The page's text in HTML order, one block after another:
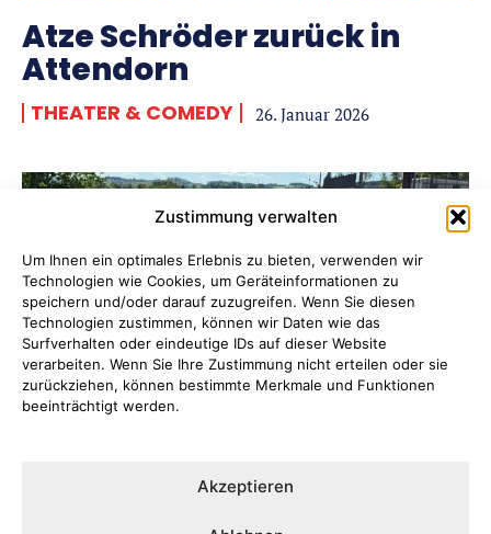
Zustimmung verwalten
Um Ihnen ein optimales Erlebnis zu bieten, verwenden wir
Technologien wie Cookies, um Geräteinformationen zu
speichern und/oder darauf zuzugreifen. Wenn Sie diesen
Technologien zustimmen, können wir Daten wie das
Surfverhalten oder eindeutige IDs auf dieser Website
verarbeiten. Wenn Sie Ihre Zustimmung nicht erteilen oder sie
zurückziehen, können bestimmte Merkmale und Funktionen
beeinträchtigt werden.
Akzeptieren
Atze Schröder zurück in
Attendorn
THEATER & COMEDY 26. Januar 2026
Offizielle Eröffnung des